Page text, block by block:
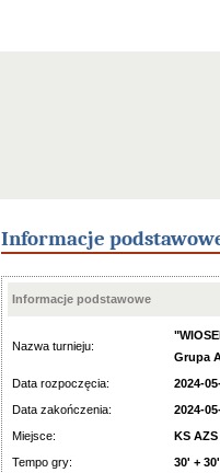
Informacje
Informacje podstawowe
Nazwa turnieju:
Grupa
Data rozpoczęcia:
2024-
Data zakończenia:
2024-
Miejsce:
KS
Tempo gry:
30' +